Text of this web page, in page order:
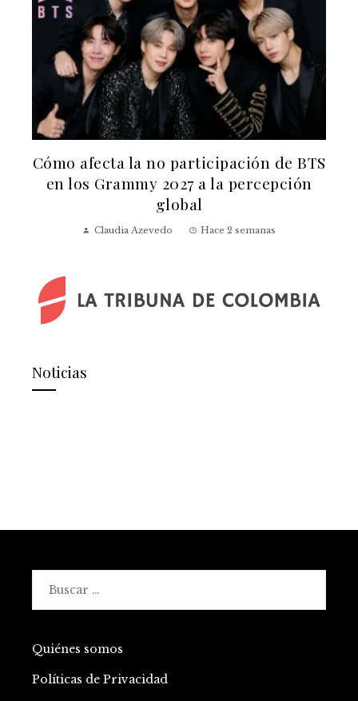
Cómo afecta la no participación de BTS
en los Grammy 2027 a la percepción
global
Claudia Azevedo Hace 2 semanas
Noticias
Quiénes somos
Políticas de Privacidad